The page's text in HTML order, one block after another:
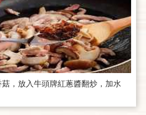
，放入牛頭牌紅蔥醬翻炒，加水